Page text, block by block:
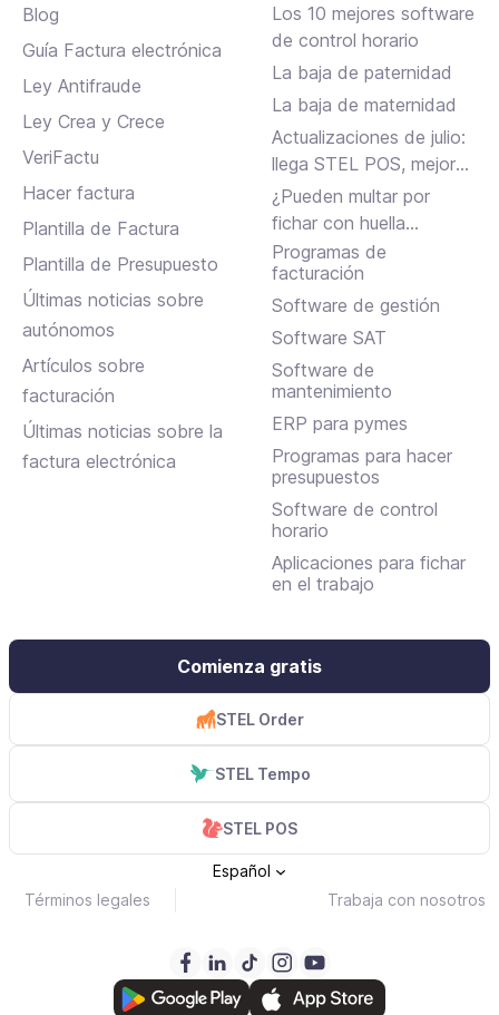
Blog
Guía Factura electrónica
Ley Antifraude
Ley Crea y Crece
VeriFactu
Hacer factura
Plantilla de Factura
Plantilla de Presupuesto
Últimas noticias sobre
autónomos
Artículos sobre
facturación
Últimas noticias sobre la
factura electrónica
Los 10 mejores software
de control horario
La baja de paternidad
La baja de maternidad
Actualizaciones de julio:
llega STEL POS, mejoras
en Assistant, albaranes
en Inbox y más
¿Pueden multar por
fichar con huella
dactilar?
Programas de
facturación
Software de gestión
Software SAT
Software de
mantenimiento
ERP para pymes
Programas para hacer
presupuestos
Software de control
horario
Aplicaciones para fichar
en el trabajo
Comienza gratis
STEL Order
STEL Tempo
STEL POS
Términos legales Trabaja con nosotros
Español